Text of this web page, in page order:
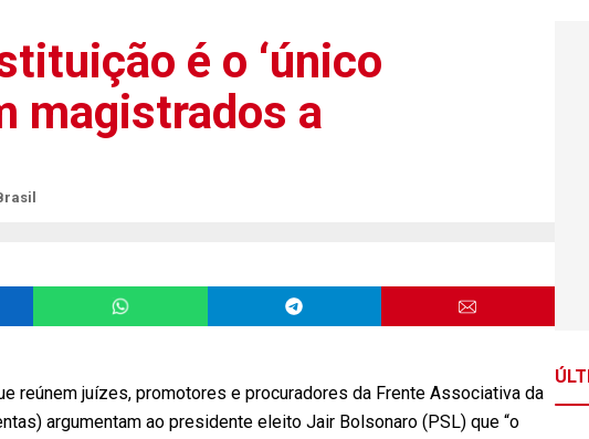
é o ‘único
magistrados a
reúnem juízes, promotores e procuradores da Frente Associativa da
argumentam ao presidente eleito Jair Bolsonaro (PSL) que “o